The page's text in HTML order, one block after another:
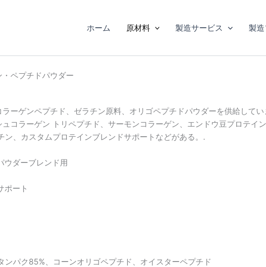
ホーム 原材料 製造サービス 製
ペプチドパウダー
ーゲンペプチド、ゼラチン原料、オリゴペプチドパウダーを供給して
コラーゲン トリペプチド、サーモンコラーゲン、エンドウ豆プロテイ
、カスタムプロテインブレンドサポートなどがある。.
ウダーブレンド用
ポート
パク85%、コーンオリゴペプチド、オイスターペプチド